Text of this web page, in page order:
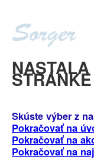
STRÁNKE
Skúste výber z
Pokračovať na
Pokračovať na
Pokračovať na